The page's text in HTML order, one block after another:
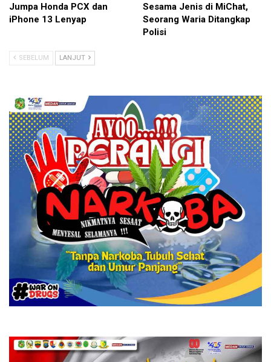
Jumpa Honda PCX dan
iPhone 13 Lenyap
Sesama Jenis di MiChat,
Seorang Waria Ditangkap
Polisi
SEBELUM LANJUT